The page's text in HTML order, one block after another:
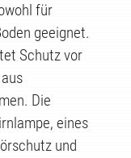
für
geeignet.
Schutz vor
Die
eines
und